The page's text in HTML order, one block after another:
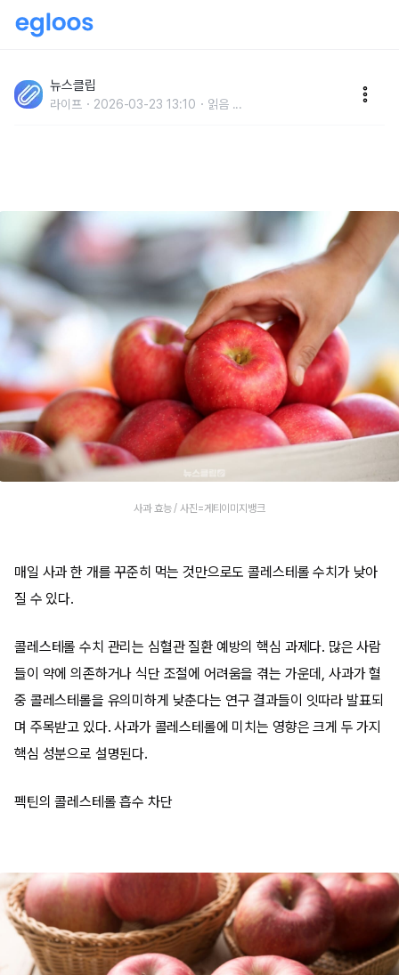
개월 만에 나타난 유의미한 연구 결과
뉴스클립
라이프 2026-03-23 13:10 읽음 ...
사과 효능 / 사진=게티이미지뱅크
매일 사과 한 개를 꾸준히 먹는 것만으로도 콜레스테롤 수치가 낮아
질 수 있다.
콜레스테롤 수치 관리는 심혈관 질환 예방의 핵심 과제다. 많은 사람
들이 약에 의존하거나 식단 조절에 어려움을 겪는 가운데, 사과가 혈
중 콜레스테롤을 유의미하게 낮춘다는 연구 결과들이 잇따라 발표되
며 주목받고 있다. 사과가 콜레스테롤에 미치는 영향은 크게 두 가지
핵심 성분으로 설명된다.
펙틴의 콜레스테롤 흡수 차단